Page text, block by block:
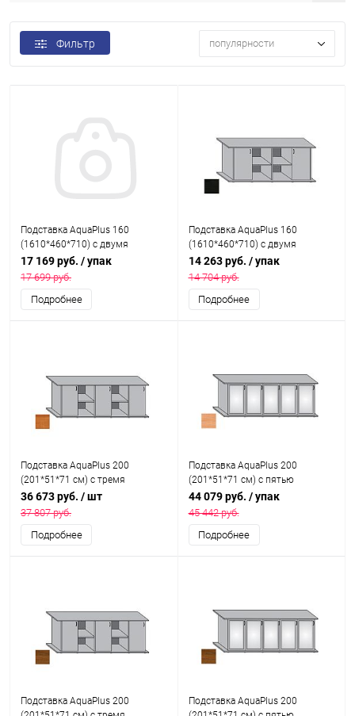
Фильтр популярности
Подставка AquaPlus 160
(1610*460*710) с двумя
дверками МДФ со стеклами по
краям, черный, в коробке , ПВХ
17 169 руб. / упак
17 699 руб.
Подробнее
Подставка AquaPlus 160
(1610*460*710) с двумя
дверками ДСП по краям, черная,
в коробке , ПВХ
14 263 руб. / упак
14 704 руб.
Подробнее
Подставка AquaPlus 200
(201*51*71 см) с тремя
дверками ДСП, ольха,
собранная, подходит для
модели аквариума LUX П700
36 673 руб. / шт
37 807 руб.
Подробнее
Подставка AquaPlus 200
(201*51*71 см) с пятью
дверками МДФ со стеклами,
белое дерево, в коробке,
подходит для модели
аквариума LUX П700
44 079 руб. / упак
45 442 руб.
Подробнее
Подставка AquaPlus 200
Подставка AquaPlus 200